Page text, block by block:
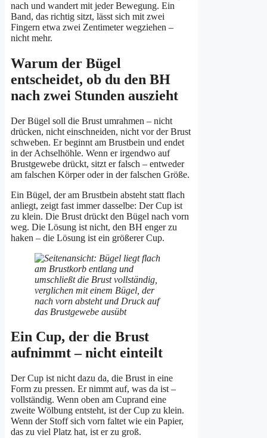
nach und wandert mit jeder Bewegung. Ein
Band, das richtig sitzt, lässt sich mit zwei
Fingern etwa zwei Zentimeter wegziehen –
nicht mehr.
Warum der Bügel
entscheidet, ob du den BH
nach zwei Stunden auszieht
Der Bügel soll die Brust umrahmen – nicht
drücken, nicht einschneiden, nicht vor der Brust
schweben. Er beginnt am Brustbein und endet
in der Achselhöhle. Wenn er irgendwo auf
Brustgewebe drückt, sitzt er falsch – entweder
am falschen Körper oder in der falschen Größe.
Ein Bügel, der am Brustbein absteht statt flach
anliegt, zeigt fast immer dasselbe: Der Cup ist
zu klein. Die Brust drückt den Bügel nach vorn
weg. Die Lösung ist nicht, den BH enger zu
haken – die Lösung ist ein größerer Cup.
Ein Cup, der die Brust
aufnimmt – nicht einteilt
Der Cup ist nicht dazu da, die Brust in eine
Form zu pressen. Er nimmt auf, was da ist –
vollständig. Wenn oben am Cuprand eine
zweite Wölbung entsteht, ist der Cup zu klein.
Wenn der Stoff sich vorn faltet wie ein Papier,
das zu viel Platz hat, ist er zu groß.